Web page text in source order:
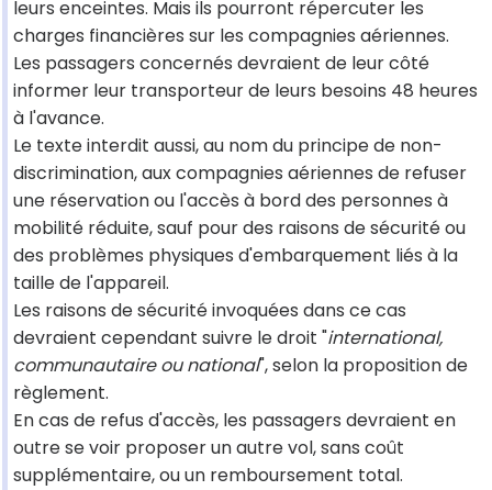
leurs enceintes. Mais ils pourront répercuter les
charges financières sur les compagnies aériennes.
Les passagers concernés devraient de leur côté
informer leur transporteur de leurs besoins 48 heures
à l'avance.
Le texte interdit aussi, au nom du principe de non-
discrimination, aux compagnies aériennes de refuser
une réservation ou l'accès à bord des personnes à
mobilité réduite, sauf pour des raisons de sécurité ou
des problèmes physiques d'embarquement liés à la
taille de l'appareil.
Les raisons de sécurité invoquées dans ce cas
devraient cependant suivre le droit "international,
communautaire ou national", selon la proposition de
règlement.
En cas de refus d'accès, les passagers devraient en
outre se voir proposer un autre vol, sans coût
supplémentaire, ou un remboursement total.